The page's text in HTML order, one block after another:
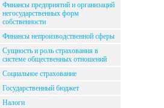
Финансы предприятий и организаций
негосударственных форм
собственности
Финансы непроизводственной сферы
Сущность и роль страхования в
системе общественных отношений
Социальное страхование
Государственный бюджет
Налоги